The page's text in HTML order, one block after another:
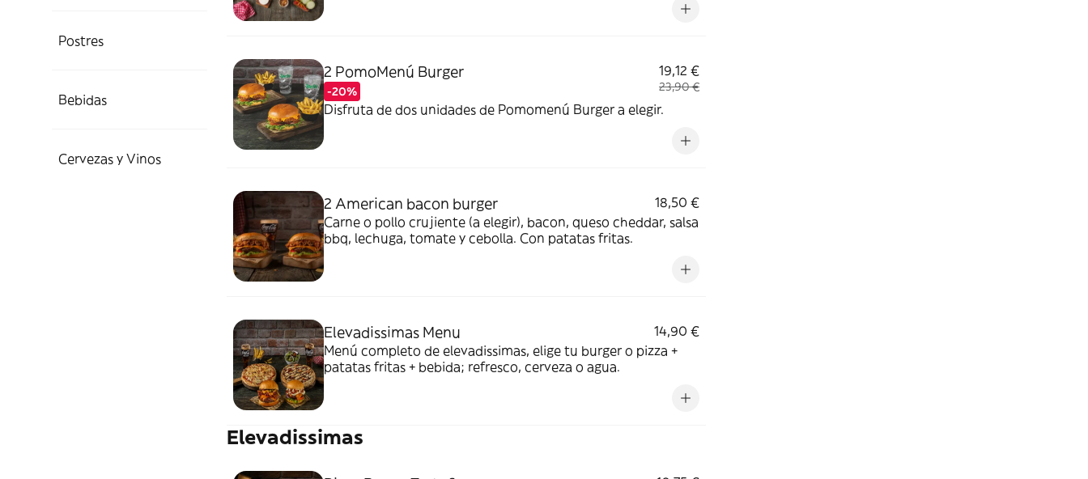
Postres
Bebidas
Cervezas y Vinos
2 PomoMenú Burger
-20%
19,12 €
23,90 €
Disfruta de dos unidades de Pomomenú Burger a elegir.
2 American bacon burger
18,50 €
Carne o pollo crujiente (a elegir), bacon, queso cheddar, salsa
bbq, lechuga, tomate y cebolla. Con patatas fritas.
Elevadissimas Menu
14,90 €
Menú completo de elevadissimas, elige tu burger o pizza +
patatas fritas + bebida; refresco, cerveza o agua.
Elevadissimas